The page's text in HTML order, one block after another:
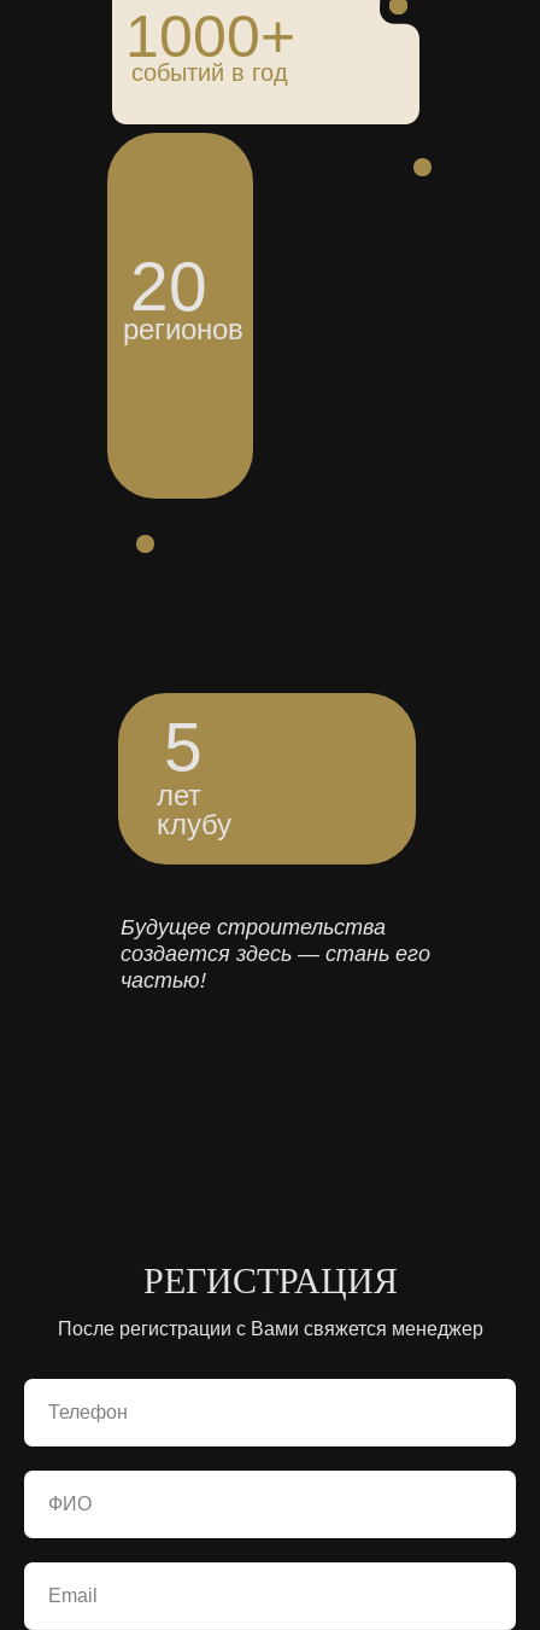
5
лет
клубу
20
регионов
1000+
событий в год
Будущее строительства
создается здесь — стань его
частью!
РЕГИСТРАЦИЯ
После регистрации с Вами свяжется менеджер